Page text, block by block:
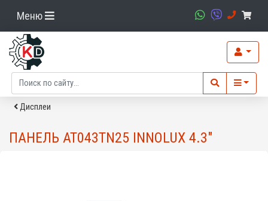
Меню
Дисплеи
ПАНЕЛЬ AT043TN25 INNOLUX 4.3"